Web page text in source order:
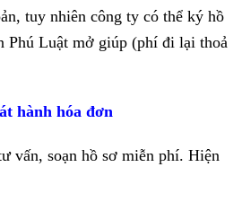
tuy nhiên công ty có thể ký hồ
Phú Luật mở giúp (phí đi lại thoả
hành hóa đơn
vấn, soạn hồ sơ miễn phí. Hiện